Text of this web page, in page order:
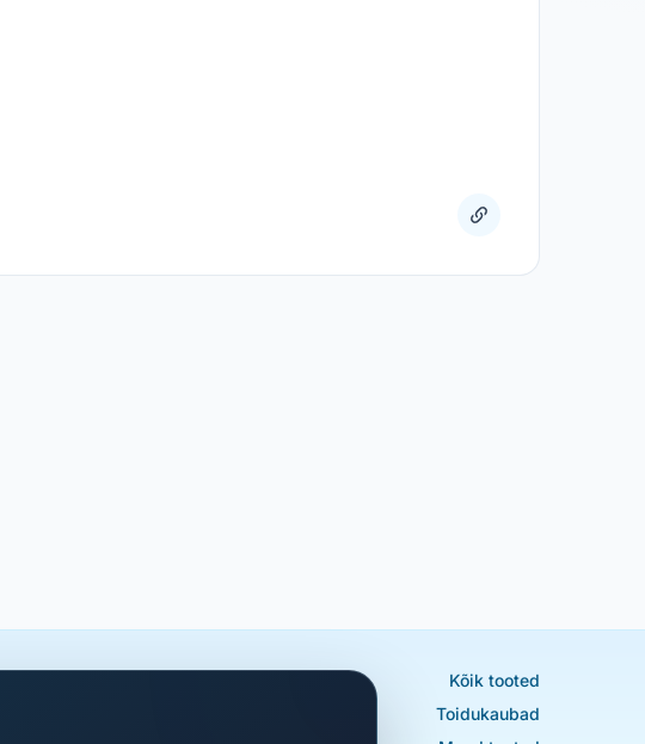
Kõik tooted
Toidukaubad